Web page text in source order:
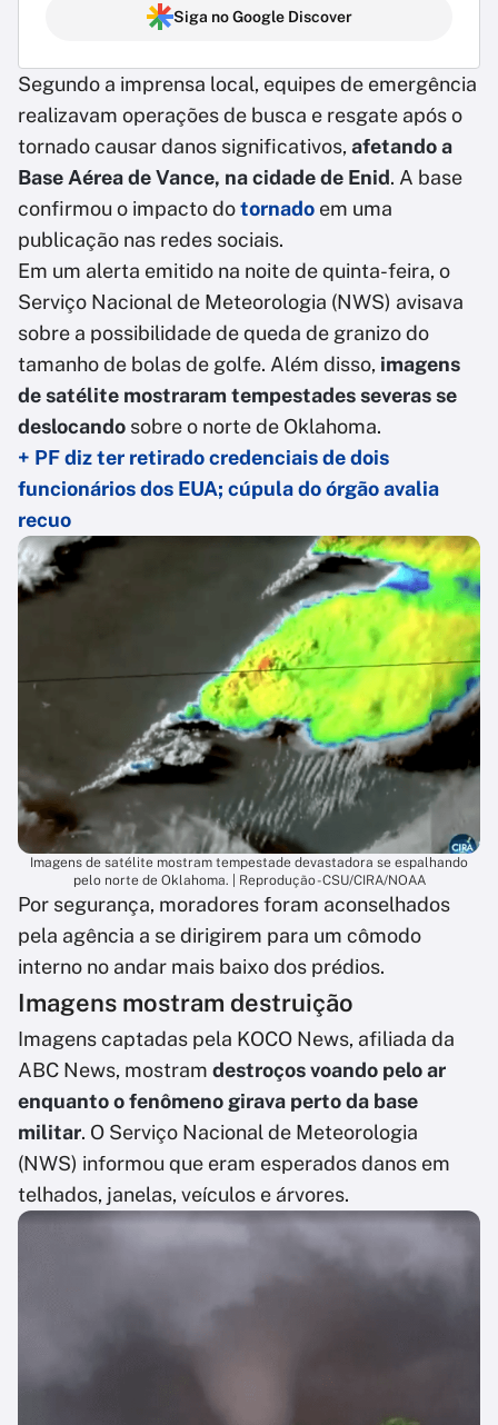
Siga no Google Discover
Segundo a imprensa local, equipes de emergência
realizavam operações de busca e resgate após o
tornado causar danos significativos, afetando a
Base Aérea de Vance, na cidade de Enid. A base
confirmou o impacto dotornado em uma
publicação nas redes sociais.
Em um alerta emitido na noite de quinta-feira, o
Serviço Nacional de Meteorologia (NWS) avisava
sobre a possibilidade de queda de granizo do
tamanho de bolas de golfe. Além disso, imagens
de satélite mostraram tempestades severas se
deslocando sobre o norte de Oklahoma.
+ PF diz ter retirado credenciais de dois
funcionários dos EUA; cúpula do órgão avalia
recuo
Imagens de satélite mostram tempestade devastadora se espalhando
pelo norte de Oklahoma. | Reprodução - CSU/CIRA/NOAA
Por segurança, moradores foram aconselhados
pela agência a se dirigirem para um cômodo
interno no andar mais baixo dos prédios.
Imagens mostram destruição
Imagens captadas pela KOCO News, afiliada da
ABC News, mostram destroços voando pelo ar
enquanto o fenômeno girava perto da base
militar. O Serviço Nacional de Meteorologia
(NWS) informou que eram esperados danos em
telhados, janelas, veículos e árvores.